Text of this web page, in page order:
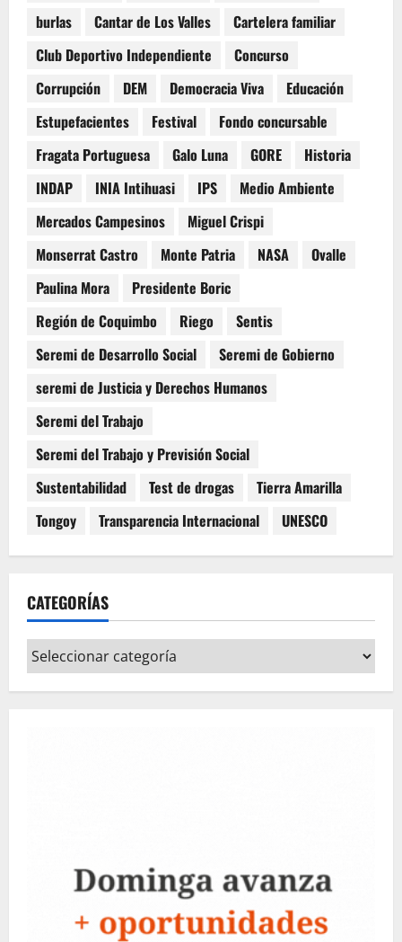
burlas Cantar de Los Valles
Cartelera familiar
Club Deportivo Independiente
Concurso
Corrupción
DEM Democracia Viva
Educación
Estupefacientes
Festival
Fondo concursable
Fragata Portuguesa
Galo Luna GORE
Historia
INDAP
INIA Intihuasi IPS
Medio Ambiente
Mercados Campesinos
Miguel Crispi
Monserrat Castro
Monte Patria NASA
Ovalle
Paulina Mora
Presidente Boric
Región de Coquimbo
Riego
Sentis
Seremi de Desarrollo Social
Seremi de Gobierno
seremi de Justicia y Derechos Humanos
Seremi del Trabajo
Seremi del Trabajo y Previsión Social
Sustentabilidad
Test de drogas
Tierra Amarilla
Tongoy
Transparencia Internacional UNESCO
CATEGORÍAS
Categorías